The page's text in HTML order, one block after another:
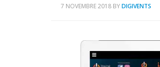
7 NOVEMBRE 2018 BYDIGIVENTS